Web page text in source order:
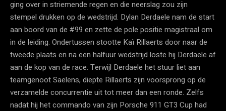
ging over in striemende regen en die neerslag zou zijn
stempel drukken op de wedstrijd. Dylan Derdaele nam de start
aan boord van de #99 en zette de pole positie magistraal om
in de leiding. Ondertussen stootte Kaï Rillaerts door naar de
tweede plaats en na een halfuur wedstrijd loste hij Derdaele af
aan de kop van de race. Terwijl Derdaele het stuur liet aan
teamgenoot Saelens, diepte Rillaerts zijn voorsprong op de
verzamelde concurrentie uit tot meer dan een ronde. Zelfs
nadat hij het commando van zijn Porsche 911 GT3 Cup had